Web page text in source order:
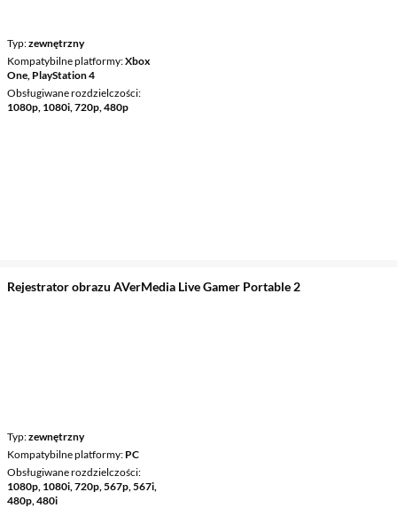
Typ zewnętrzny
Kompatybilne platformy Xbox
One, PlayStation 4
Obsługiwane rozdzielczości
1080p, 1080i, 720p, 480p
Rejestrator obrazu AVerMedia Live Gamer Portable 2
Typ zewnętrzny
Kompatybilne platformy PC
Obsługiwane rozdzielczości
1080p, 1080i, 720p, 567p, 567i,
480p, 480i